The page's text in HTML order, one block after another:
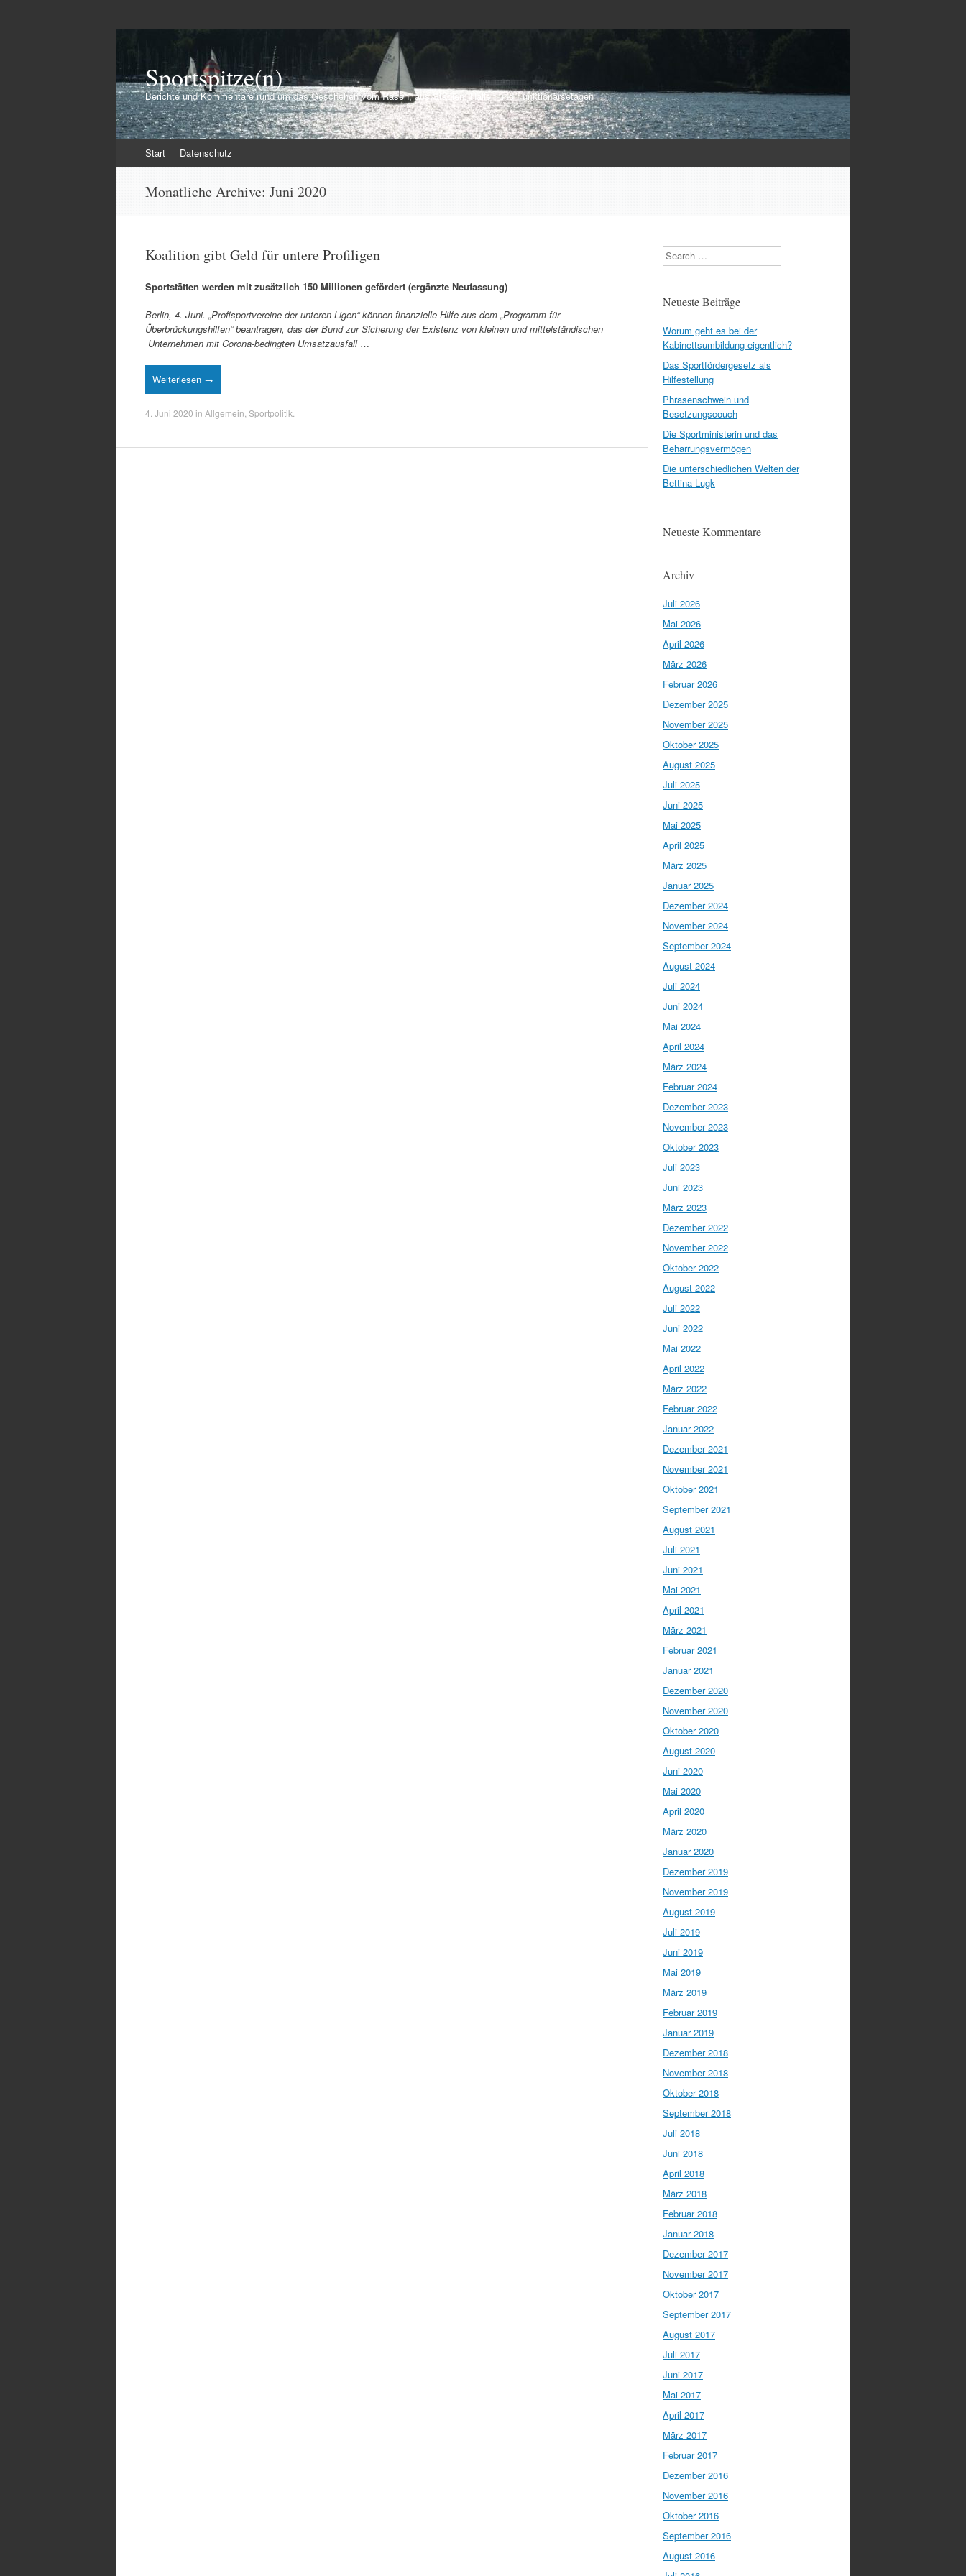
Sportspitze(n)
Berichte und Kommentare rund um das Geschehen vom Rasen, aus Stadien, Hallen und Funktionärsetagen
Inhalt
Start Datenschutz
Monatliche Archive: Juni 2020
Koalition gibt Geld für untere Profiligen
Sportstätten werden mit zusätzlich 150 Millionen gefördert (ergänzte Neufassung)
Berlin, 4. Juni. „Profisportvereine der unteren Ligen“ können finanzielle Hilfe aus dem „Programm für
Überbrückungshilfen“ beantragen, das der Bund zur Sicherung der Existenz von kleinen und mittelständischen
Unternehmen mit Corona-bedingten Umsatzausfall …
Weiterlesen →
4. Juni 2020 in Allgemein Sportpolitik
Search
Neueste Beiträge
Worum geht es bei der
Kabinettsumbildung eigentlich?
Das Sportfördergesetz als
Hilfestellung
Phrasenschwein und
Besetzungscouch
Die Sportministerin und das
Beharrungsvermögen
Die unterschiedlichen Welten der
Bettina Lugk
Neueste Kommentare
Archiv
Juli 2026
Mai 2026
April 2026
März 2026
Februar 2026
Dezember 2025
November 2025
Oktober 2025
August 2025
Juli 2025
Juni 2025
Mai 2025
April 2025
März 2025
Januar 2025
Dezember 2024
November 2024
September 2024
August 2024
Juli 2024
Juni 2024
Mai 2024
April 2024
März 2024
Februar 2024
Dezember 2023
November 2023
Oktober 2023
Juli 2023
Juni 2023
März 2023
Dezember 2022
November 2022
Oktober 2022
August 2022
Juli 2022
Juni 2022
Mai 2022
April 2022
März 2022
Februar 2022
Januar 2022
Dezember 2021
November 2021
Oktober 2021
September 2021
August 2021
Juli 2021
Juni 2021
Mai 2021
April 2021
März 2021
Februar 2021
Januar 2021
Dezember 2020
November 2020
Oktober 2020
August 2020
Juni 2020
Mai 2020
April 2020
März 2020
Januar 2020
Dezember 2019
November 2019
August 2019
Juli 2019
Juni 2019
Mai 2019
März 2019
Februar 2019
Januar 2019
Dezember 2018
November 2018
Oktober 2018
September 2018
Juli 2018
Juni 2018
April 2018
März 2018
Februar 2018
Januar 2018
Dezember 2017
November 2017
Oktober 2017
September 2017
August 2017
Juli 2017
Juni 2017
Mai 2017
April 2017
März 2017
Februar 2017
Dezember 2016
November 2016
Oktober 2016
September 2016
August 2016